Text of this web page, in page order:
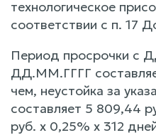
технологическое
соответствии с п. 17
Период просрочки с
ДД.ММ.ГГГГ
чем, неустойка за
составляет 5 809,44
руб. х 0,25% х 312